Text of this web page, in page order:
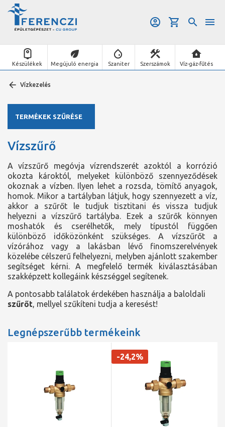
Készülékek Megújuló energia Szaniter Szerszámok Víz-gáz-fűtés
Vízkezelés
Vízszűrő
A vízszűrő megóvja vízrendszerét azoktól a korrózió
okozta károktól, melyeket különböző szennyeződések
okoznak a vízben. Ilyen lehet a rozsda, tömítő anyagok,
homok. Mikor a tartályban látjuk, hogy szennyezett a víz,
akkor a szűrőt le tudjuk tisztitani és vissza tudjuk
helyezni a vízszűrő tartályba. Ezek a szűrők könnyen
moshatók és cserélhetők, mely típustól függően
különböző időközönként szükséges. A vízszűrőt a
vízórához vagy a lakásban lévő finomszerelvények
közelébe célszerű felhelyezni, melyben ajánlott szakember
segítséget kérni. A megfelelő termék kiválasztásában
szakképzett kollegáink készséggel segítenek.
A pontosabb találatok érdekében használja a baloldali
szűrőt, mellyel szűkíteni tudja a keresést!
Legnépszerűbb termékeink
-24,2%
TERMÉKEK SZŰRÉSE